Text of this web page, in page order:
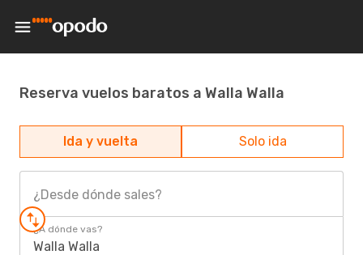
Reserva vuelos baratos a Walla Walla
Ida y vuelta Solo ida
¿Desde dónde sales?
¿A dónde vas?
Walla Walla